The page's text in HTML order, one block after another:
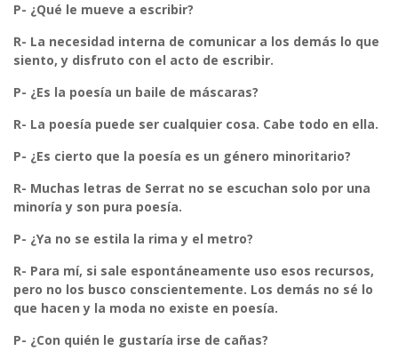
P- ¿Qué le mueve a escribir?
R- La necesidad interna de comunicar a los demás lo que
siento, y disfruto con el acto de escribir.
P- ¿Es la poesía un baile de máscaras?
R- La poesía puede ser cualquier cosa. Cabe todo en ella.
P- ¿Es cierto que la poesía es un género minoritario?
R- Muchas letras de Serrat no se escuchan solo por una
minoría y son pura poesía.
P- ¿Ya no se estila la rima y el metro?
R- Para mí, si sale espontáneamente uso esos recursos,
pero no los busco conscientemente. Los demás no sé lo
que hacen y la moda no existe en poesía.
P- ¿Con quién le gustaría irse de cañas?